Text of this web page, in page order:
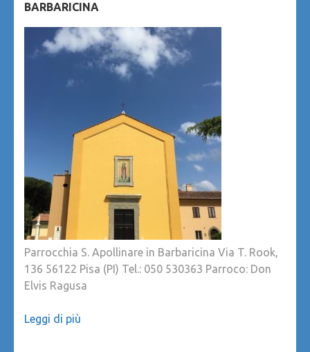
BARBARICINA
Parrocchia S. Apollinare in Barbaricina Via T. Rook,
136 56122 Pisa (PI) Tel.: 050 530363 Parroco: Don
Elvis Ragusa
Leggi di più